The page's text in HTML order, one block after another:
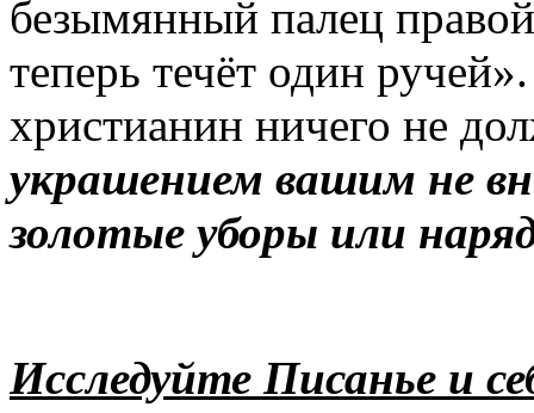
безымянный палец
теперь течёт один
христианин ничего не
украшением вашим не
золотые уборы или
Исследуйте Писанье и